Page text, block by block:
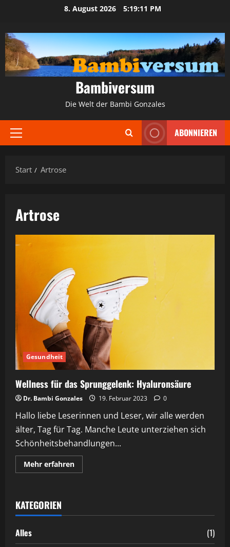
springen
8. August 2026 5:19:12 PM
Bambiversum
Die Welt der Bambi Gonzales
Primäres
ABONNIEREN
Start Artrose
Artrose
Gesundheit
Wellness für das Sprunggelenk: Hyaluronsäure
Dr. Bambi Gonzales 19. Februar 2023 0
Hallo liebe Leserinnen und Leser, wir alle werden
älter, Tag für Tag. Manche Leute unterziehen sich
Schönheitsbehandlungen...
Mehr erfahrenMehr
Informationen
Hyaluronsäure
KATEGORIEN
Alles
(1)